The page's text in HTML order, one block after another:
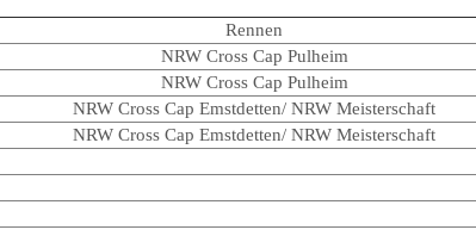
Rennen
NRW Cross Cap Pulheim
NRW Cross Cap Pulheim
NRW Cross Cap Emstdetten/ NRW Meisterschaft
NRW Cross Cap Emstdetten/ NRW Meisterschaft